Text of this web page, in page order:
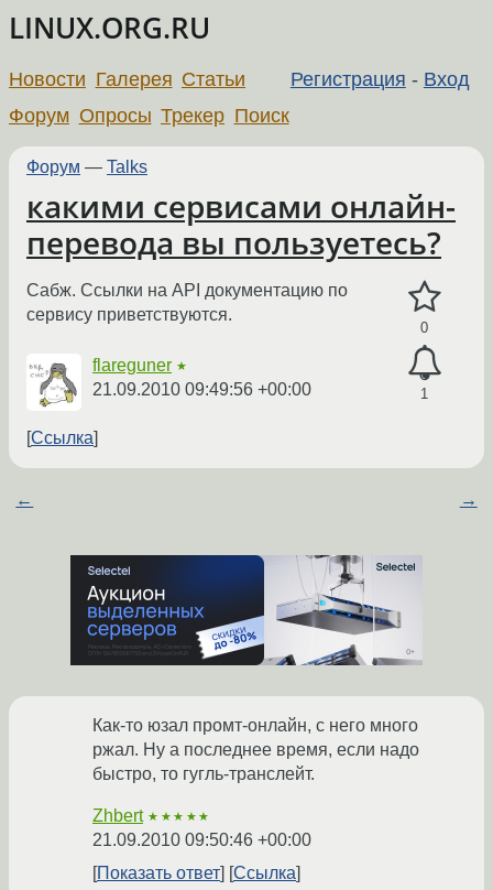
LINUX.ORG.RU
Регистрация - Вход
Новости Галерея Статьи
Форум Опросы Трекер Поиск
Форум — Talks
какими сервисами онлайн-
перевода вы пользуетесь?
0
1
Сабж. Ссылки на API документацию по
сервису приветствуются.
flareguner ★
21.09.2010 09:49:56 +00:00
Ссылка
← →
Как-то юзал промт-онлайн, с него много
ржал. Ну а последнее время, если надо
быстро, то гугль-транслейт.
Zhbert ★★★★★
21.09.2010 09:50:46 +00:00
Показать ответ
Ссылка